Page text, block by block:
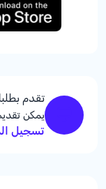
تقدم
يمكن
تسجيل